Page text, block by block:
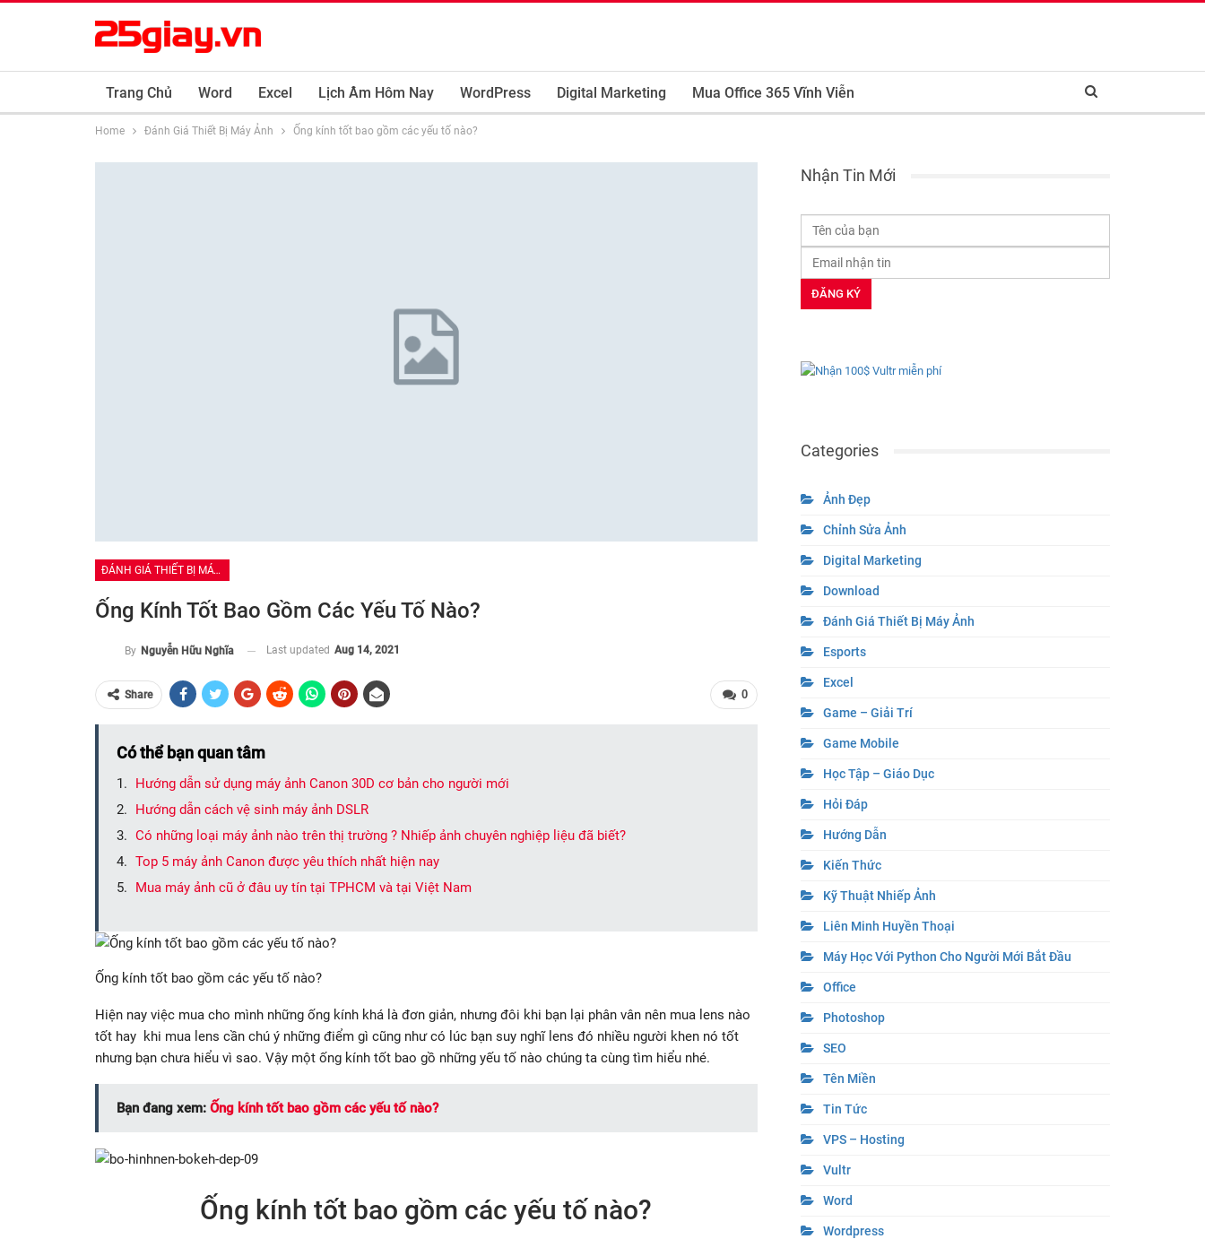
Trang Chủ Word Excel Lịch Âm Hôm Nay WordPress Digital Marketing Mua Office 365 Vĩnh Viễn
Home Đánh Giá Thiết Bị Máy Ảnh Ống kính tốt bao gồm các yếu tố nào?
ĐÁNH GIÁ THIẾT BỊ MÁY ẢNH
Ống Kính Tốt Bao Gồm Các Yếu Tố Nào?
By Nguyễn Hữu Nghĩa Last updated Aug 14, 2021
0
Share
Có thể bạn quan tâm
Hướng dẫn sử dụng máy ảnh Canon 30D cơ bản cho người mới
Hướng dẫn cách vệ sinh máy ảnh DSLR
Có những loại máy ảnh nào trên thị trường ? Nhiếp ảnh chuyên nghiệp liệu đã biết?
Top 5 máy ảnh Canon được yêu thích nhất hiện nay
Mua máy ảnh cũ ở đâu uy tín tại TPHCM và tại Việt Nam
Ống kính tốt bao gồm các yếu tố nào?
Hiện nay việc mua cho mình những ống kính khá là đơn giản, nhưng đôi khi bạn lại phân vân nên mua lens nào
tốt hay khi mua lens cần chú ý những điểm gì cũng như có lúc bạn suy nghĩ lens đó nhiều người khen nó tốt
nhưng bạn chưa hiểu vì sao. Vậy một ống kính tốt bao gồ những yếu tố nào chúng ta cùng tìm hiểu nhé.
Bạn đang xem: Ống kính tốt bao gồm các yếu tố nào?
Ống kính tốt bao gồm các yếu tố nào?
Nhận Tin Mới
Categories
Ảnh Đẹp
Chỉnh Sửa Ảnh
Digital Marketing
Download
Đánh Giá Thiết Bị Máy Ảnh
Esports
Excel
Game – Giải Trí
Game Mobile
Học Tập – Giáo Dục
Hỏi Đáp
Hướng Dẫn
Kiến Thức
Kỹ Thuật Nhiếp Ảnh
Liên Minh Huyền Thoại
Máy Học Với Python Cho Người Mới Bắt Đầu
Office
Photoshop
SEO
Tên Miền
Tin Tức
VPS – Hosting
Vultr
Word
Wordpress